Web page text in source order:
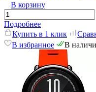
В корзину
Подробнее
Купить в 1 клик
В избранное
В